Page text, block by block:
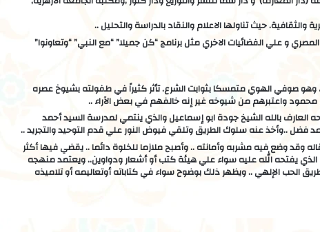
حيث تناولها الاعلام والنقاد بالدراسة والتحليل ..
و علي الفضائيات الاخري مثل برنامج “كن جميلا” “مع النبي” “وتعاونوا”
، وهو صوفي الهوي متمسكا بثوابت الشرع. تأثر كثيراً في طفولته بشيوخ عصره
واعتبرهم من شيوخه غير إنه خالفهم في بعض الآراء ..
بالله الشيخ جودة ابو إسماعيل والذي ينتمي لمدرسة السيد أحمد
فضل ..وأخذ عنه سلوك الطريق وتلقي فيوض النور علي قدم التوحيد والتجريد ..
وقد وضع فيه مشربه وأمانته .. وأصبح ملازما للخلوة دائما .. يقضي فيها أكثر
الذي يفتحه الله عليه سواء علي هيئة كتب أو أشعار ودواوين.. ويعتمد منهجه
الحب الإلهي .. ويظهر ذلك بوضوح سواء في كتاباته أوتعاليمه أو تلاميذه